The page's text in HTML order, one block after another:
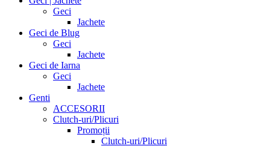
Geci
Jachete
Geci de Blug
Geci
Jachete
Geci de Iarna
Geci
Jachete
Genti
ACCESORII
Clutch-uri/Plicuri
Promoții
Clutch-uri/Plicuri